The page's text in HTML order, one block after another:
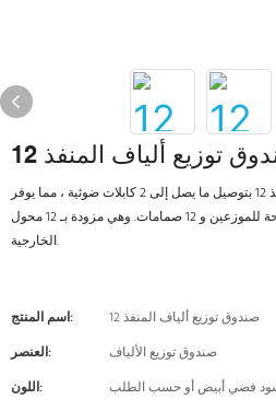
توزيع ألياف المنفذ
يمكن أن يقوم مربع توزيع ألياف المنافذ 12 بتوصيل ما يصل إلى 2 كابلات ضوئية ، مما يوفر
مساحة للموزعين و 12 صمامات. وهي مزودة بـ 12 محول SC ويمكنها العمل في البيئات
الخارجية.
اسم المنتج:
12 صندوق توزيع ألياف المنفذ
العنصر:
صندوق توزيع الألياف
اللون:
فضي أبيض أو حسب الطلب